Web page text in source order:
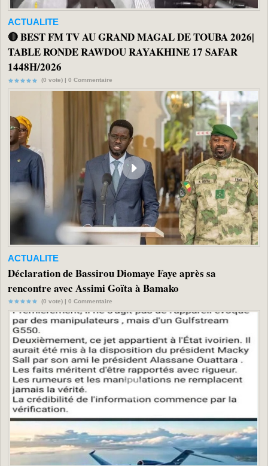
ACTUALITE
🔴 BEST FM TV AU GRAND MAGAL DE TOUBA 2026|
TABLE RONDE RAWDOU RAYAKHINE 17 SAFAR
1448H/2026
(0 vote) | 0 Commentaire
ACTUALITE
Déclaration de Bassirou Diomaye Faye après sa
rencontre avec Assimi Goïta à Bamako
(0 vote) | 0 Commentaire